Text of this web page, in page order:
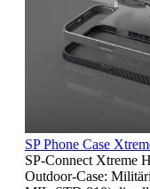
SP Phone Case
SP-Connect Xtreme
Outdoor-Case: